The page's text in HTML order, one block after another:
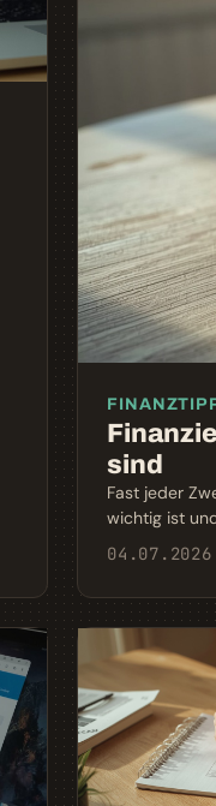
sind
Fast jeder
wichtig ist
04.07.2026